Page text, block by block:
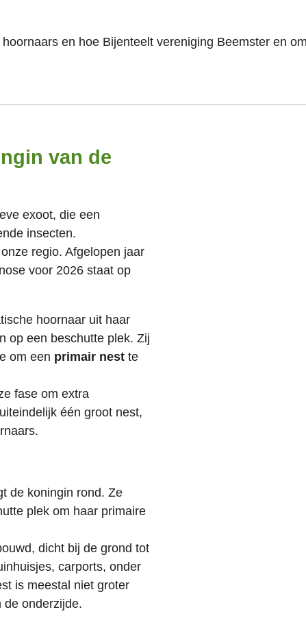
en hoe Bijenteelt vereniging Beemster en
van de
exoot, die een
insecten.
regio. Afgelopen jaar
voor 2026 staat op
hoornaar uit haar
op een beschutte plek. Zij
om een primair nest te
fase om extra
één groot nest,
de koningin rond. Ze
plek om haar primaire
dicht bij de grond tot
carports, onder
is meestal niet groter
de onderzijde.